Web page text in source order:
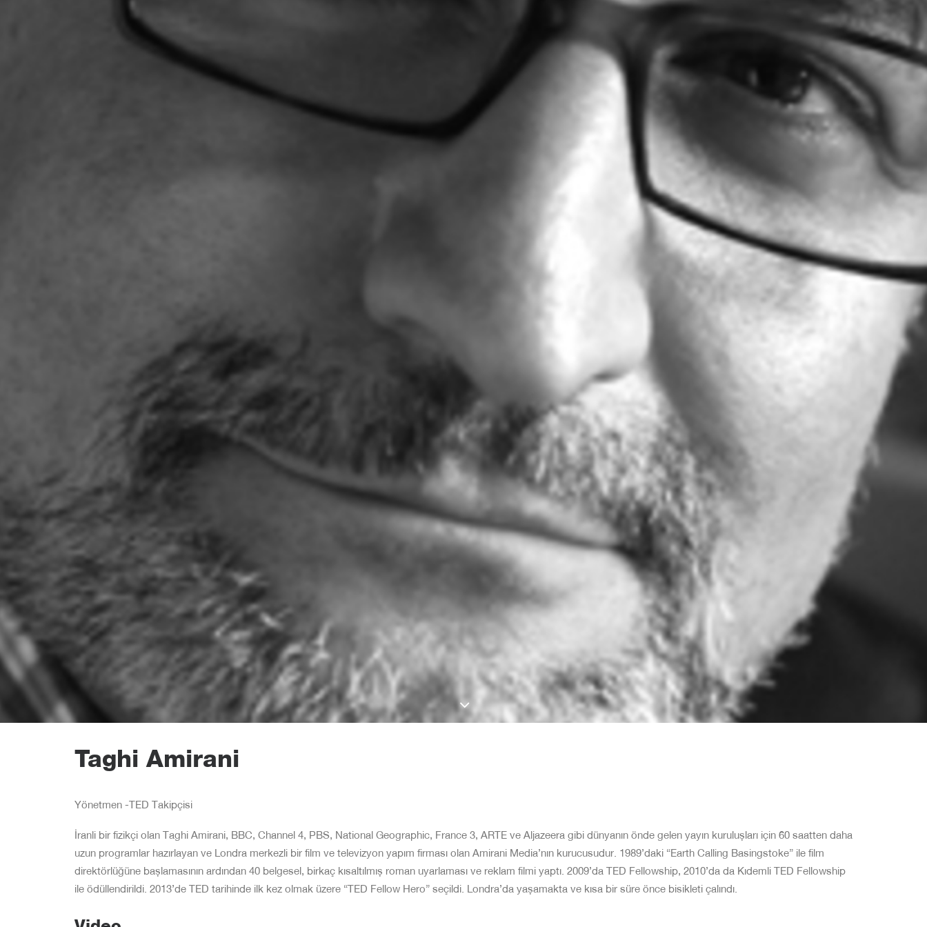
Taghi Amirani
Yönetmen -TED Takipçisi
İranli bir fizikçi olan Taghi Amirani, BBC, Channel 4, PBS, National Geographic, France 3, ARTE ve Aljazeera gibi dünyanın önde gelen yayın kuruluşları için 60 saatten daha
uzun programlar hazırlayan ve Londra merkezli bir film ve televizyon yapım firması olan Amirani Media’nın kurucusudur. 1989’daki “Earth Calling Basingstoke” ile film
direktörlüğüne başlamasının ardından 40 belgesel, birkaç kısaltılmış roman uyarlaması ve reklam filmi yaptı. 2009’da TED Fellowship, 2010’da da Kıdemli TED Fellowship
ile ödüllendirildi. 2013’de TED tarihinde ilk kez olmak üzere “TED Fellow Hero” seçildi. Londra’da yaşamakta ve kısa bir süre önce bisikleti çalındı.